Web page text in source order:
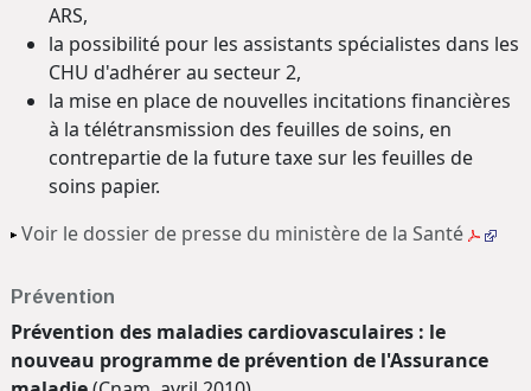
ARS,
la possibilité pour les assistants spécialistes dans les
CHU d'adhérer au secteur 2,
la mise en place de nouvelles incitations financières
à la télétransmission des feuilles de soins, en
contrepartie de la future taxe sur les feuilles de
soins papier.
Voir le dossier de presse du ministère de la Santé
Prévention
Prévention des maladies cardiovasculaires : le
nouveau programme de prévention de l'Assurance